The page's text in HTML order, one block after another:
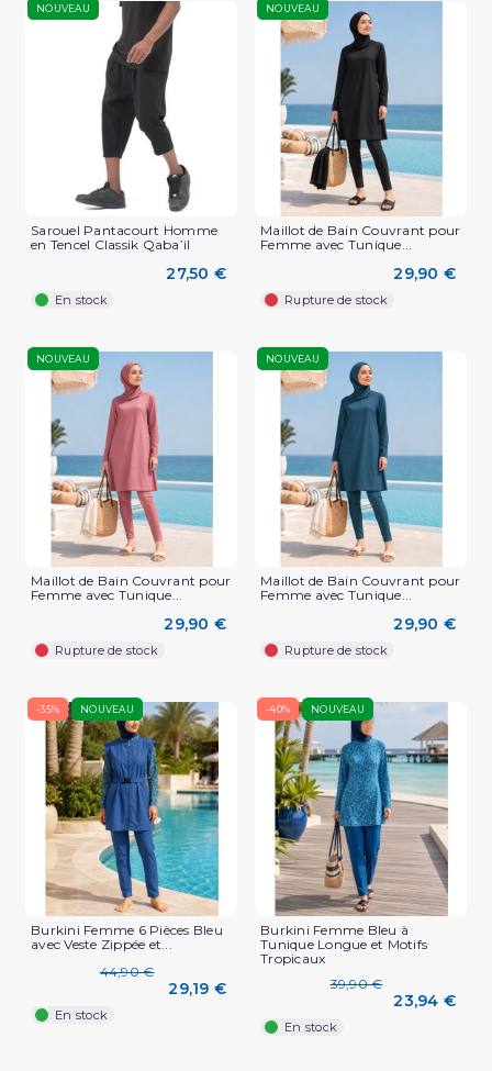
NOUVEAU
Sarouel Pantacourt Homme
en Tencel Classik Qaba’il
27,50 €
En stock
NOUVEAU
Maillot de Bain Couvrant pour
Femme avec Tunique...
29,90 €
Rupture de stock
NOUVEAU
Maillot de Bain Couvrant pour
Femme avec Tunique...
29,90 €
Rupture de stock
NOUVEAU
Maillot de Bain Couvrant pour
Femme avec Tunique...
29,90 €
Rupture de stock
-35% NOUVEAU
Burkini Femme 6 Pièces Bleu
avec Veste Zippée et...
44,90 €
29,19 €
En stock
-40% NOUVEAU
Burkini Femme Bleu à
Tunique Longue et Motifs
Tropicaux
39,90 €
23,94 €
En stock